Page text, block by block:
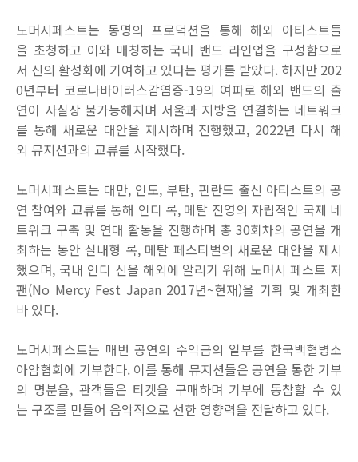
노머시페스트는 동명의 프로덕션을 통해 해외 아티스트들
을 초청하고 이와 매칭하는 국내 밴드 라인업을 구성함으로
서 신의 활성화에 기여하고 있다는 평가를 받았다. 하지만 202
0년부터 코로나바이러스감염증-19의 여파로 해외 밴드의 출
연이 사실상 불가능해지며 서울과 지방을 연결하는 네트워크
를 통해 새로운 대안을 제시하며 진행했고, 2022년 다시 해
외 뮤지션과의 교류를 시작했다.
노머시페스트는 대만, 인도, 부탄, 핀란드 출신 아티스트의 공
연 참여와 교류를 통해 인디 록, 메탈 진영의 자립적인 국제 네
트워크 구축 및 연대 활동을 진행하며 총 30회차의 공연을 개
최하는 동안 실내형 록, 메탈 페스티벌의 새로운 대안을 제시
했으며, 국내 인디 신을 해외에 알리기 위해 노머시 페스트 저
팬(No Mercy Fest Japan 2017년~현재)을 기획 및 개최한
바 있다.
노머시페스트는 매번 공연의 수익금의 일부를 한국백혈병소
아암협회에 기부한다. 이를 통해 뮤지션들은 공연을 통한 기부
의 명분을, 관객들은 티켓을 구매하며 기부에 동참할 수 있
는 구조를 만들어 음악적으로 선한 영향력을 전달하고 있다.